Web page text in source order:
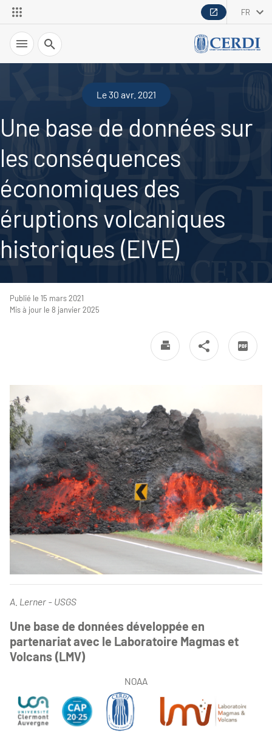
FR
Recherche
Le 30 avr. 2021
Une base de données sur
les conséquences
économiques des
éruptions volcaniques
historiques (EIVE)
Publié le 15 mars 2021
Mis à jour le 8 janvier 2025
A. Lerner - USGS
Une base de données développée en
partenariat avec le Laboratoire Magmas et
Volcans (LMV)
NOAA